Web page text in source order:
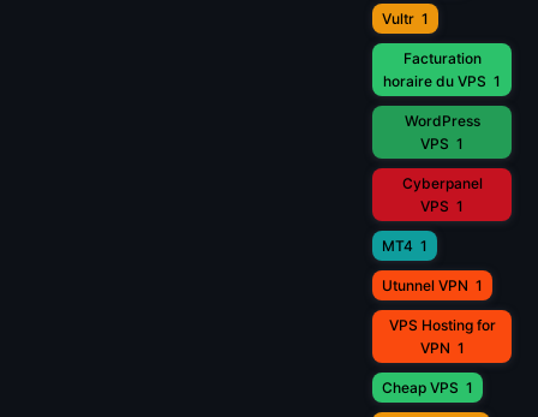
Vultr 1
Facturation
horaire du VPS 1
WordPress
VPS 1
Cyberpanel
VPS 1
MT4 1
Utunnel VPN 1
VPS Hosting for
VPN 1
Cheap VPS 1